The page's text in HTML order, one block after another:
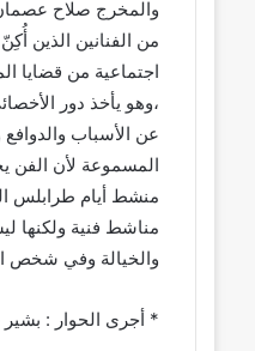
والمخرج صلاح
من الفنانين الذين
اجتماعية من قضايا
،وهو يأخذ دور
عن الأسباب
المسموعة لأن الفن
منشط أيام طرابلس
مناشط فنية ولكنها
والخيالة وفي شخص
* أجرى الحوار :